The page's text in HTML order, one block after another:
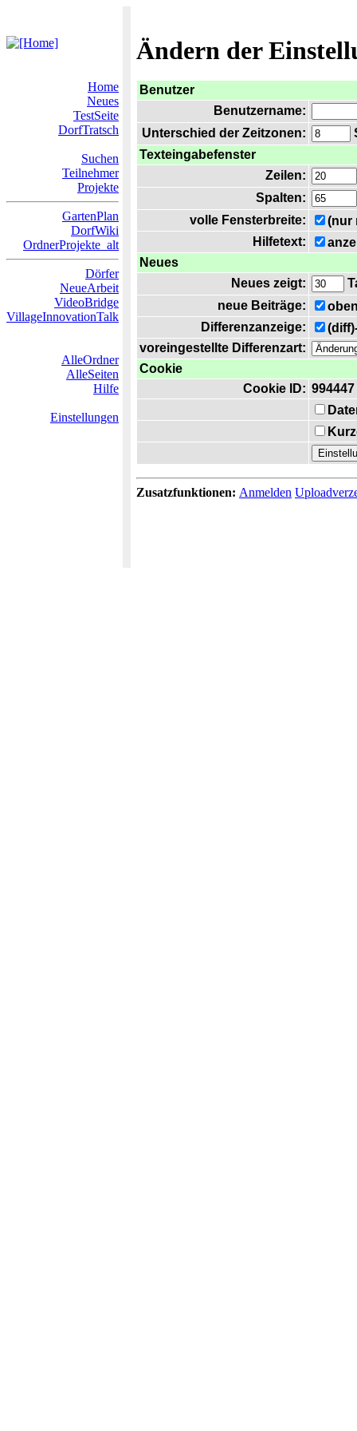
Ändern der
Home
Neues
TestSeite
DorfTratsch
Suchen
Teilnehmer
Projekte
GartenPlan
DorfWiki
OrdnerProjekte_alt
Dörfer
NeueArbeit
VideoBridge
VillageInnovationTalk
AlleOrdner
AlleSeiten
Hilfe
Einstellungen
Benutzer
Benutzername:
Unterschied der Zeitzonen:
Texteingabefenster
Zeilen:
Spalten:
volle Fensterbreite:
(nur
Hilfetext:
Neues
Neues zeigt:
neue Beiträge:
Differenzanzeige:
voreingestellte Differenzart:
Cookie
Cookie ID: 994447
Zusatzfunktionen: Anmelden